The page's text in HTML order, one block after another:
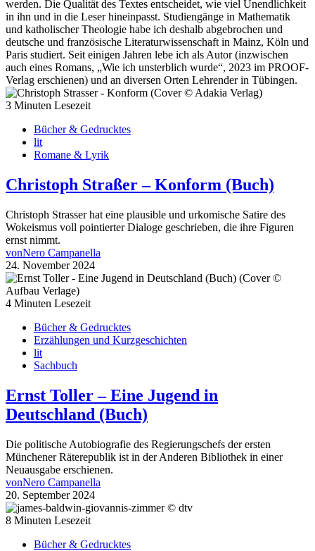
werden. Die Qualität des Textes entscheidet, wie viel Unendlichkeit
in ihn und in die Leser hineinpasst. Studiengänge in Mathematik
und katholischer Theologie habe ich deshalb abgebrochen und
deutsche und französische Literaturwissenschaft in Mainz, Köln und
Paris studiert. Seit einigen Jahren lebe ich als Autor (inzwischen
auch eines Romans, „Wie ich unsterblich wurde“, 2023 im PROOF-
Verlag erschienen) und an diversen Orten Lehrender in Tübingen.
3 Minuten Lesezeit
Bücher & Gedrucktes
lit
Romane & Lyrik
Christoph Straßer – Konform (Buch)
Christoph Strasser hat eine plausible und urkomische Satire des
Wokeismus voll pointierter Dialoge geschrieben, die ihre Figuren
ernst nimmt.
vonNero Campanella
24. November 2024
4 Minuten Lesezeit
Bücher & Gedrucktes
Erzählungen und Kurzgeschichten
lit
Sachbuch
Ernst Toller – Eine Jugend in
Deutschland (Buch)
Die politische Autobiografie des Regierungschefs der ersten
Münchener Räterepublik ist in der Anderen Bibliothek in einer
Neuausgabe erschienen.
vonNero Campanella
20. September 2024
8 Minuten Lesezeit
Bücher & Gedrucktes